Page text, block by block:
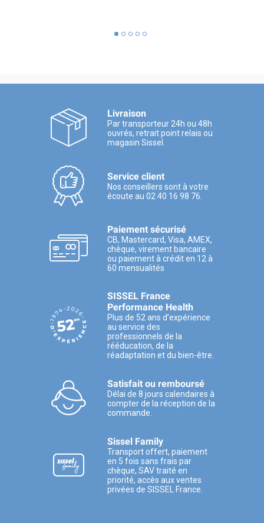
Livraison
Par transporteur 24h ou 48h
ouvrés, retrait point relais ou
magasin Sissel.
Service client
Nos conseillers sont à votre
écoute au 02 40 16 98 76.
Paiement sécurisé
CB, Mastercard, Visa, AMEX,
chèque, virement bancaire
ou paiement à crédit en 12 à
60 mensualités
SISSEL France
Performance Health
Plus de 52 ans d’expérience
au service des
professionnels de la
rééducation, de la
réadaptation et du bien-être.
Satisfait ou remboursé
Délai de 8 jours calendaires à
compter de la réception de la
commande.
Sissel Family
Transport offert, paiement
en 5 fois sans frais par
chèque, SAV traité en
priorité, accès aux ventes
privées de SISSEL France.